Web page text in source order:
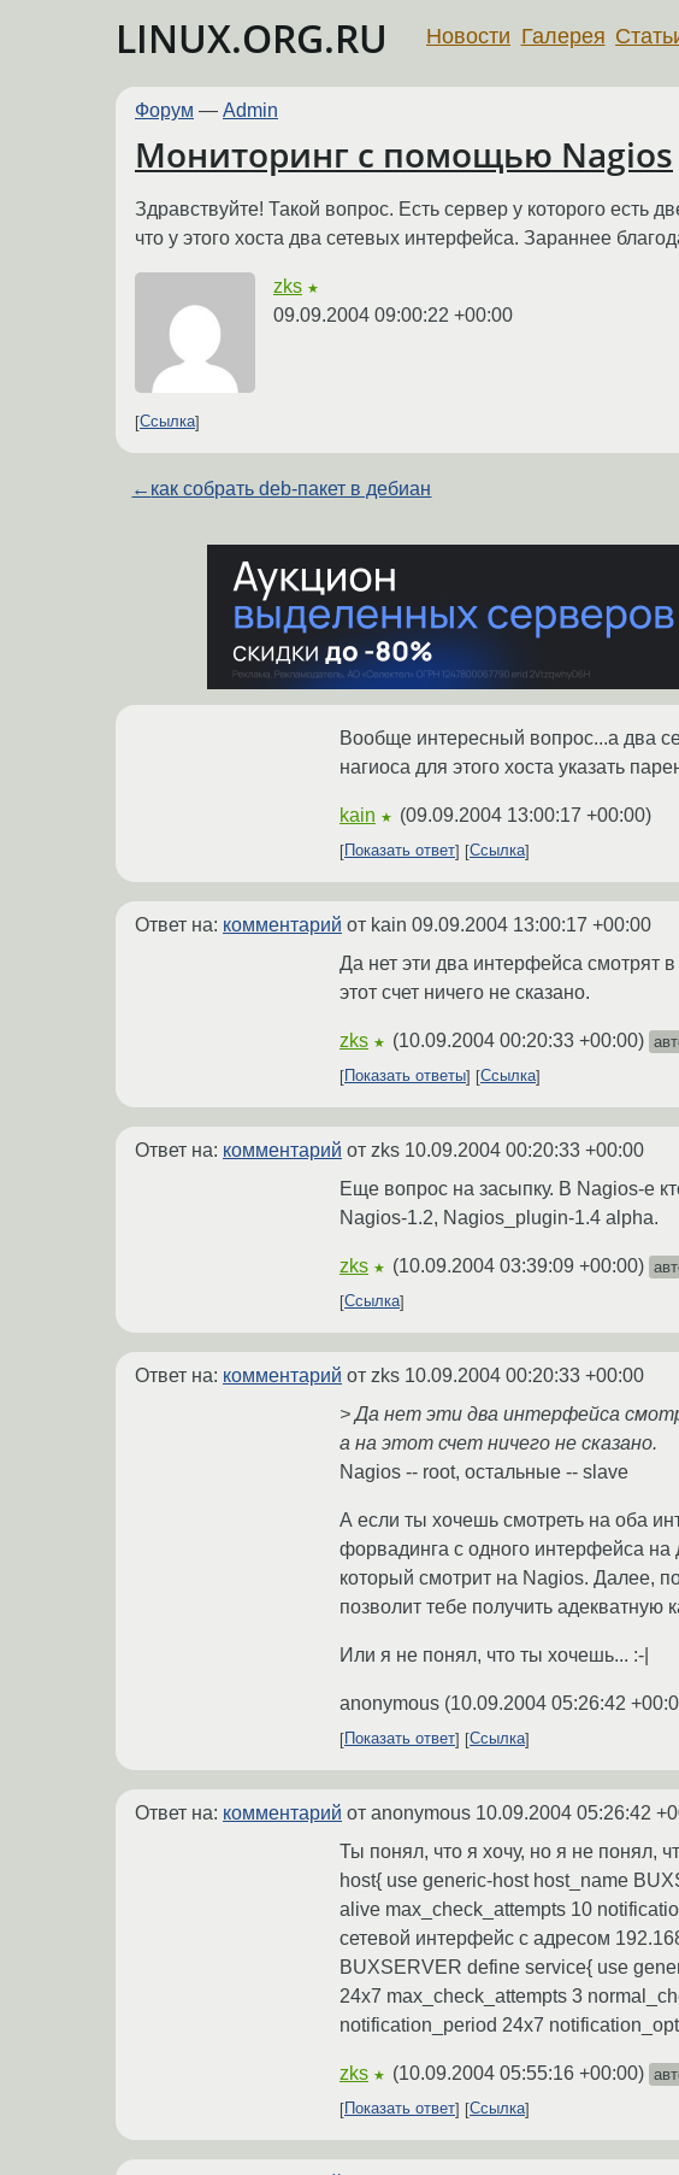
LINUX.ORG.RU Новости Галерея
Форум — Admin
Мониторинг с помощью Nagios
Здравствуйте! Такой вопрос. Есть сервер у которого есть
что у этого хоста два сетевых интерфейса. Зараннее
zks ★
09.09.2004 09:00:22 +00:00
Ссылка
← как собрать deb-пакет в дебиан
Вообще интересный вопрос...а два
нагиоса для этого хоста указать
kain ★ (09.09.2004 13:00:17 +00:00)
Показать ответ Ссылка
Ответ на: комментарий от kain 09.09.2004 13:00:17 +00:00
Да нет эти два интерфейса смотрят
этот счет ничего не сказано.
zks ★ (10.09.2004 00:20:33 +00:00)
Показать ответы
Ссылка
Ответ на: комментарий от zks 10.09.2004 00:20:33 +00:00
Еще вопрос на засыпку. В Nagios-е
Nagios-1.2, Nagios_plugin-1.4 alpha.
zks ★ (10.09.2004 03:39:09 +00:00)
Ссылка
Ответ на: комментарий от zks 10.09.2004 00:20:33 +00:00
> Да нет эти два интерфейса
а на этот счет ничего не сказано.
Nagios -- root, остальные -- slave
А если ты хочешь смотреть на оба
форвадинга с одного интерфейса на
который смотрит на Nagios. Далее,
позволит тебе получить адекватную
Или я не понял, что ты хочешь... :-|
anonymous (10.09.2004 05:26:42
Показать ответ Ссылка
Ответ на: комментарий от anonymous 10.09.2004 05:26:42
Ты понял, что я хочу, но я не понял,
host{ use generic-host host_name
alive max_check_attempts 10
сетевой интерфейс с адресом
BUXSERVER define service{ use
24x7 max_check_attempts 3
notification_period 24x7
zks ★ (10.09.2004 05:55:16 +00:00)
Показать ответ
Ссылка